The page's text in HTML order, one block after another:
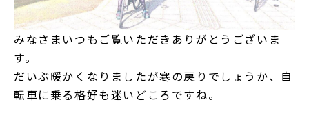
みなさまいつもご覧いただきありがとうございま
す。
だいぶ暖かくなりましたが寒の戻りでしょうか、自
転車に乗る格好も迷いどころですね。